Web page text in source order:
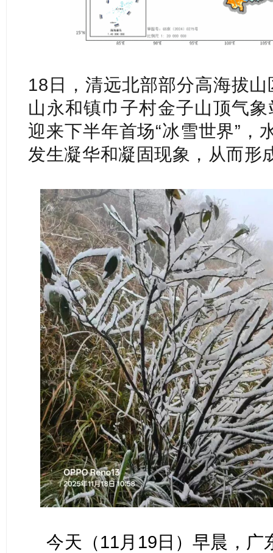
18日，清远北部部分高海拔
山永和镇巾子村金子山顶气
迎来下半年首场“冰雪世界”，
发生凝华和凝固现象，从而形
今天（11月19日）早晨，广